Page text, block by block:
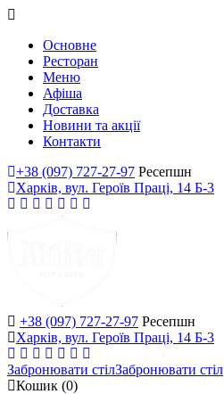
Основне
Ресторан
Меню
Афіша
Доставка
Новини та акції
Контакти
+38 (097) 727-27-97 Ресепшн
Харків, вул. Героїв Праці, 14 Б-3
+38 (097) 727-27-97 Ресепшн
Харків, вул. Героїв Праці, 14 Б-3
Забронювати стілЗабронювати стіл
Кошик (0)